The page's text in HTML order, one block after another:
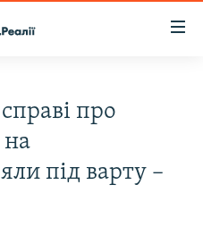
про
на
під варту –